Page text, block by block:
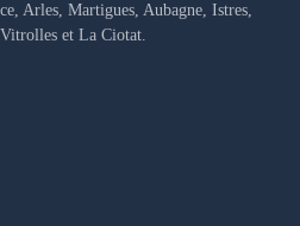
Arles, Martigues, Aubagne, Istres,
et La Ciotat.